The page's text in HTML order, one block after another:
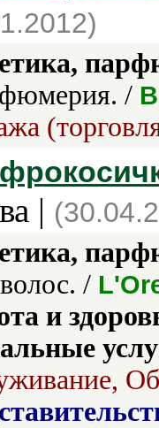
/
|
/
и